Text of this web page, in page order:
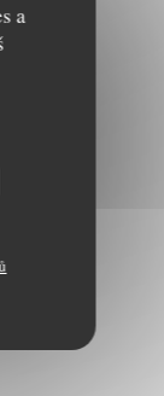
a